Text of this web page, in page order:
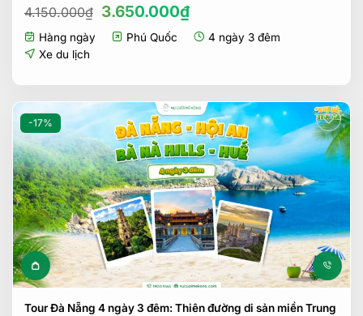
4.150.000₫ Giá
là:
3.650.000₫Giá
hiện
tại
Hàng ngày Phú Quốc
4 ngày 3 đêm
Xe du lịch
-17%
Tour Đà Nẵng 4 ngày 3 đêm: Thiên đường di sản miền Trung